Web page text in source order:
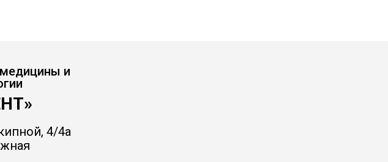
и
4/4а